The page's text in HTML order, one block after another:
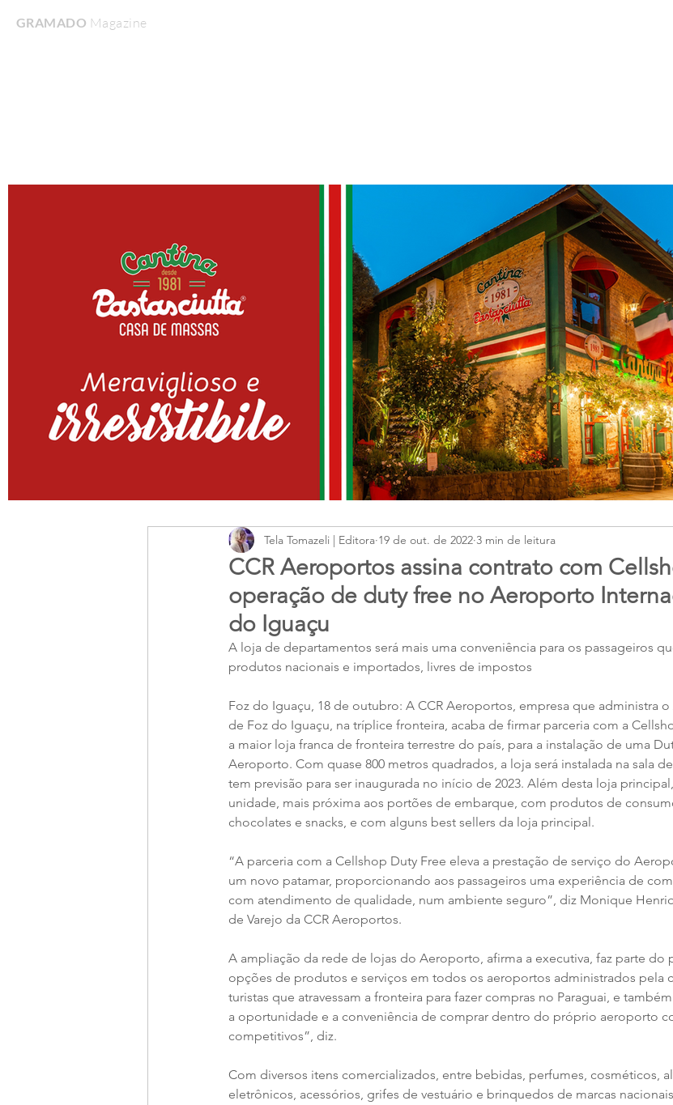
GRAMADO MagazineHome
CCR Aeroportos assina contrato com
operação de duty free no Aeroporto
do Iguaçu
Tela Tomazeli | Editora 19 de out. de 2022 3 min de leitura
A loja de departamentos será mais uma conveniência para os passageiros
produtos nacionais e importados, livres de impostos
Foz do Iguaçu, 18 de outubro: A CCR Aeroportos, empresa que administra
de Foz do Iguaçu, na tríplice fronteira, acaba de firmar parceria com a
a maior loja franca de fronteira terrestre do país, para a instalação de uma
Aeroporto. Com quase 800 metros quadrados, a loja será instalada na sala
tem previsão para ser inaugurada no início de 2023. Além desta loja
unidade, mais próxima aos portões de embarque, com produtos de
chocolates e snacks, e com alguns best sellers da loja principal.
“A parceria com a Cellshop Duty Free eleva a prestação de serviço do
um novo patamar, proporcionando aos passageiros uma experiência de
com atendimento de qualidade, num ambiente seguro”, diz Monique
de Varejo da CCR Aeroportos.
A ampliação da rede de lojas do Aeroporto, afirma a executiva, faz parte do
opções de produtos e serviços em todos os aeroportos administrados pela
turistas que atravessam a fronteira para fazer compras no Paraguai, e
a oportunidade e a conveniência de comprar dentro do próprio aeroporto
competitivos”, diz.
Com diversos itens comercializados, entre bebidas, perfumes, cosméticos,
eletrônicos, acessórios, grifes de vestuário e brinquedos de marcas